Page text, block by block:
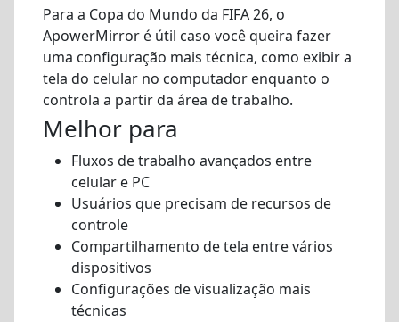
Para a Copa do Mundo da FIFA 26, o
ApowerMirror é útil caso você queira fazer
uma configuração mais técnica, como exibir a
tela do celular no computador enquanto o
controla a partir da área de trabalho.
Melhor para
Fluxos de trabalho avançados entre
celular e PC
Usuários que precisam de recursos de
controle
Compartilhamento de tela entre vários
dispositivos
Configurações de visualização mais
técnicas